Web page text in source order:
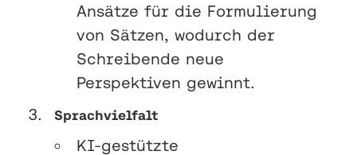
Ansätze für die Formulierung
von Sätzen, wodurch der
Schreibende neue
Perspektiven gewinnt.
Sprachvielfalt
KI-gestützte